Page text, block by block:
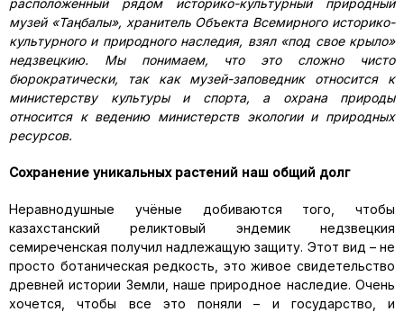
расположенный рядом историко-культурный природный
музей «Таңбалы», хранитель Объекта Всемирного историко-
культурного и природного наследия, взял «под свое крыло»
недзвецкию. Мы понимаем, что это сложно чисто
бюрократически, так как музей-заповедник относится к
министерству культуры и спорта, а охрана природы
относится к ведению министерств экологии и природных
ресурсов.
Сохранение уникальных растений наш общий долг
Неравнодушные учёные добиваются того, чтобы
казахстанский реликтовый эндемик недзвецкия
семиреченская получил надлежащую защиту. Этот вид – не
просто ботаническая редкость, это живое свидетельство
древней истории Земли, наше природное наследие. Очень
хочется, чтобы все это поняли – и государство, и